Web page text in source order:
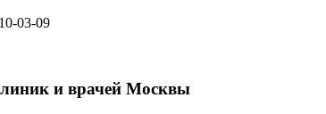
03-09
и врачей Москвы